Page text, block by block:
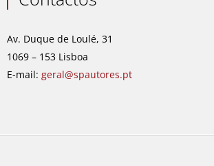
b
o
k
a
r
a
m
e
i
n
Av. Duque de Loulé, 31
1069 – 153 Lisboa
E-mail: geral@spautores.pt